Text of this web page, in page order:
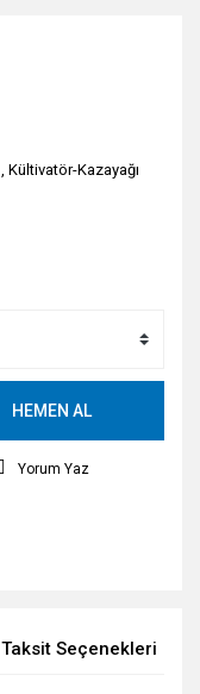
,Kültivatör-Kazayağı
HEMEN AL
Yorum Yaz
Taksit Seçenekleri